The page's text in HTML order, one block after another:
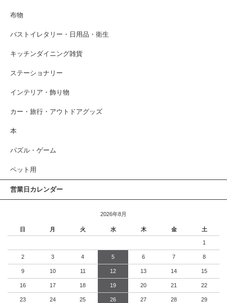
布物
バストイレタリー・日用品・衛生
キッチンダイニング雑貨
ステーショナリー
インテリア・飾り物
カー・旅行・アウトドアグッズ
本
パズル・ゲーム
ペット用
営業日カレンダー
2026年8月
日 月 火 水 木 金 土
1
2 3 4 5 6 7 8
9 10 11 12 13 14 15
16 17 18 19 20 21 22
23 24 25 26 27 28 29